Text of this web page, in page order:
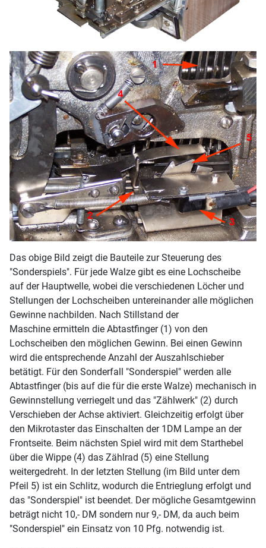
Das obige Bild zeigt die Bauteile zur Steuerung des
"Sonderspiels". Für jede Walze gibt es eine Lochscheibe
auf der Hauptwelle, wobei die verschiedenen Löcher und
Stellungen der Lochscheiben untereinander alle möglichen
Gewinne nachbilden. Nach Stillstand der
Maschine ermitteln die Abtastfinger (1) von den
Lochscheiben den möglichen Gewinn. Bei einen Gewinn
wird die entsprechende Anzahl der Auszahlschieber
betätigt. Für den Sonderfall "Sonderspiel" werden alle
Abtastfinger (bis auf die für die erste Walze) mechanisch in
Gewinnstellung verriegelt und das "Zählwerk" (2) durch
Verschieben der Achse aktiviert. Gleichzeitig erfolgt über
den Mikrotaster das Einschalten der 1DM Lampe an der
Frontseite. Beim nächsten Spiel wird mit dem Starthebel
über die Wippe (4) das Zählrad (5) eine Stellung
weitergedreht. In der letzten Stellung (im Bild unter dem
Pfeil 5) ist ein Schlitz, wodurch die Entrieglung erfolgt und
das "Sonderspiel" ist beendet. Der mögliche Gesamtgewinn
beträgt nicht 10,- DM sondern nur 9,- DM, da auch beim
"Sonderspiel" ein Einsatz von 10 Pfg. notwendig ist.